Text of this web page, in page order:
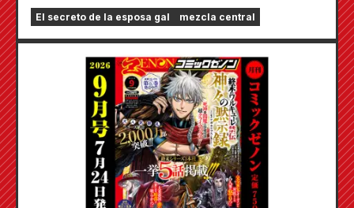
tapete de juego especial con una ilustración
deslumbrante de Fuyuki Tojo dibujada por
novia" saldrá a la venta el 20 de octubre!
El secreto de la esposa gal mezcla central